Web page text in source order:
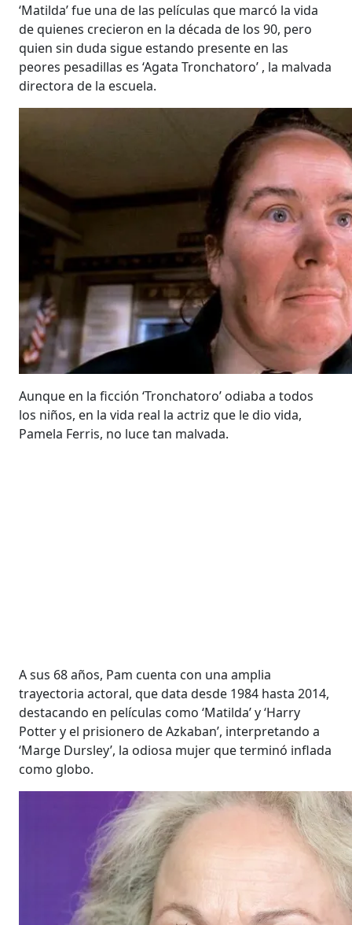
‘Matilda’ fue una de las películas que marcó la vida
de quienes crecieron en la década de los 90, pero
quien sin duda sigue estando presente en las
peores pesadillas es ‘Agata Tronchatoro’ , la malvada
directora de la escuela.
Aunque en la ficción ‘Tronchatoro’ odiaba a todos
los niños, en la vida real la actriz que le dio vida,
Pamela Ferris, no luce tan malvada.
A sus 68 años, Pam cuenta con una amplia
trayectoria actoral, que data desde 1984 hasta 2014,
destacando en películas como ‘Matilda’ y ‘Harry
Potter y el prisionero de Azkaban’, interpretando a
‘Marge Dursley’, la odiosa mujer que terminó inflada
como globo.